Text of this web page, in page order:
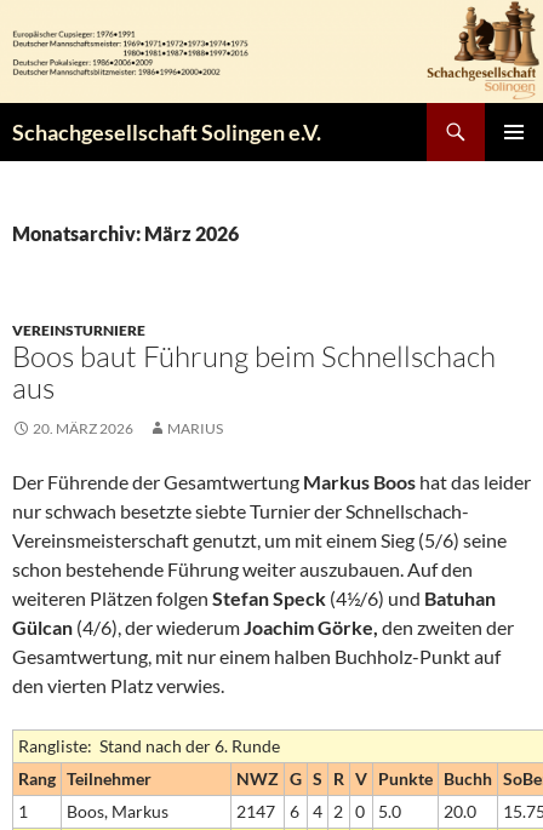
Inhalt
springen
Schachgesellschaft Solingen e.V.
Monatsarchiv: März 2026
VEREINSTURNIERE
Boos baut Führung beim Schnellschach
aus
20. MÄRZ 2026 MARIUS
Der Führende der Gesamtwertung Markus Boos hat das leider
nur schwach besetzte siebte Turnier der Schnellschach-
Vereinsmeisterschaft genutzt, um mit einem Sieg (5/6) seine
schon bestehende Führung weiter auszubauen. Auf den
weiteren Plätzen folgen Stefan Speck (4½/6) und Batuhan
Gülcan (4/6), der wiederumJoachim Görke, den zweiten der
Gesamtwertung, mit nur einem halben Buchholz-Punkt auf
den vierten Platz verwies.
Rangliste: Stand nach der 6. Runde
Rang Teilnehmer NWZ G S R V Punkte Buchh
1
Boos, Markus 2147 6 4 2 0 5.0 20.0